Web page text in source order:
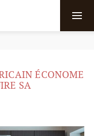
ÉCONOME
SA